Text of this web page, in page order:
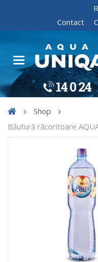
Contact
Shop
Băutură răcoritoare